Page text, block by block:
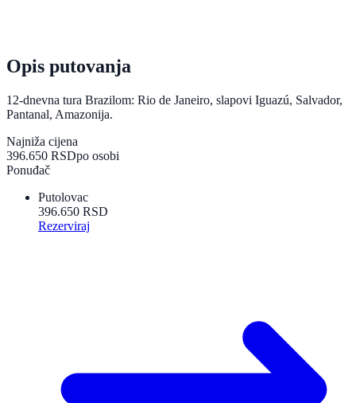
Opis putovanja
12-dnevna tura Brazilom: Rio de Janeiro, slapovi Iguazú, Salvador,
Pantanal, Amazonija.
Najniža cijena
396.650 RSDpo osobi
Ponuđač
Putolovac
396.650 RSD
Rezerviraj